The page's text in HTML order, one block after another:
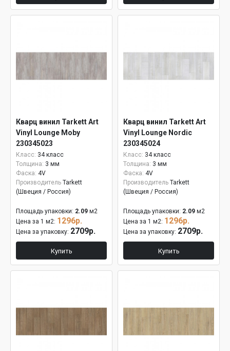
Кварц винил Tarkett Art
Vinyl Lounge Moby
230345023
Класс: 34 класс
Толщина: 3 мм
Фаска: 4V
Производитель Tarkett
(Швеция / Россия)
Площадь упаковки: 2.09 м2
Цена за 1 м2: 1296р.
Цена за упаковку: 2709р.
Купить
Кварц винил Tarkett Art
Vinyl Lounge Nordic
230345024
Класс: 34 класс
Толщина: 3 мм
Фаска: 4V
Производитель Tarkett
(Швеция / Россия)
Площадь упаковки: 2.09 м2
Цена за 1 м2: 1296р.
Цена за упаковку: 2709р.
Купить